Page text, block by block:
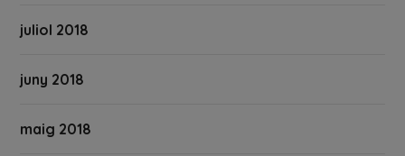
juliol 2018
juny 2018
maig 2018